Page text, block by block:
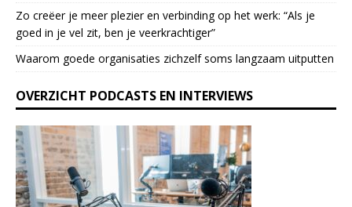
l
a
v
t
h
i
s
f
i
e
Zo creëer je meer plezier en verbinding op het werk: “Als je
goed in je vel zit, ben je veerkrach­tiger”
Waarom goede organisaties zichzelf soms langzaam uitputten
OVERZICHT PODCASTS EN INTERVIEWS